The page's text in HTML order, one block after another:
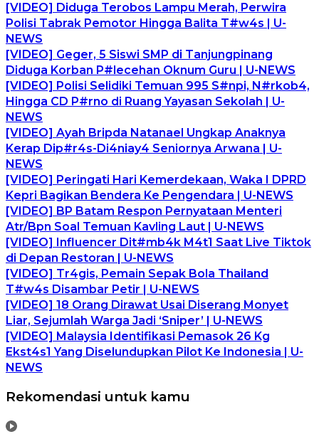
[VIDEO] Diduga Terobos Lampu Merah, Perwira
Polisi Tabrak Pemotor Hingga Balita T#w4s | U-
NEWS
[VIDEO] Geger, 5 Siswi SMP di Tanjungpinang
Diduga Korban P#lecehan Oknum Guru | U-NEWS
[VIDEO] Polisi Selidiki Temuan 995 S#npi, N#rkob4,
Hingga CD P#rno di Ruang Yayasan Sekolah | U-
NEWS
[VIDEO] Ayah Bripda Natanael Ungkap Anaknya
Kerap Dip#r4s-Di4niay4 Seniornya Arwana | U-
NEWS
[VIDEO] Peringati Hari Kemerdekaan, Waka I DPRD
Kepri Bagikan Bendera Ke Pengendara | U-NEWS
[VIDEO] BP Batam Respon Pernyataan Menteri
Atr/Bpn Soal Temuan Kavling Laut | U-NEWS
[VIDEO] Influencer Dit#mb4k M4t1 Saat Live Tiktok
di Depan Restoran | U-NEWS
[VIDEO] Tr4gis, Pemain Sepak Bola Thailand
T#w4s Disambar Petir | U-NEWS
[VIDEO] 18 Orang Dirawat Usai Diserang Monyet
Liar, Sejumlah Warga Jadi ‘Sniper’ | U-NEWS
[VIDEO] Malaysia Identifikasi Pemasok 26 Kg
Ekst4s1 Yang Diselundupkan Pilot Ke Indonesia | U-
NEWS
Rekomendasi untuk kamu